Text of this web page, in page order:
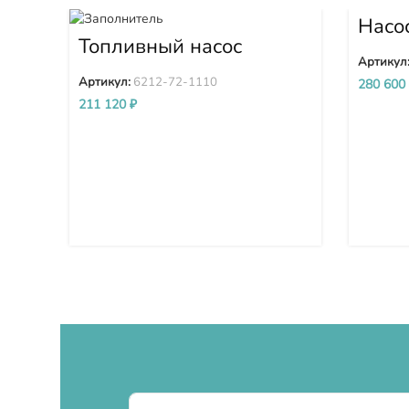
Топливный насос
высокого давления
(ТНВД) Komatsu
SDA6D140E-2 D275A-
5D 6212-72-1110
Артикул: 6212-72-1110
211 120₽
Артикул:
280 600